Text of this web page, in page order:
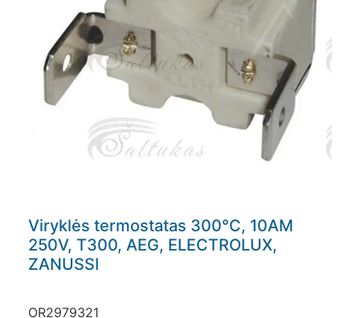
Viryklės termostatas 300°C, 10AM
250V, T300, AEG, ELECTROLUX,
ZANUSSI
OR2979321